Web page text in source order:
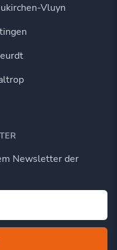
Vluyn
Newsletter der